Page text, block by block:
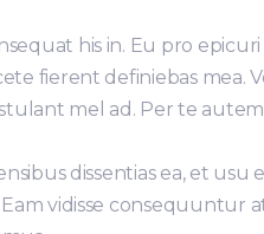
his in. Eu pro
fierent definiebas
mel ad. Per te
dissentias ea, et usu
vidisse consequuntur